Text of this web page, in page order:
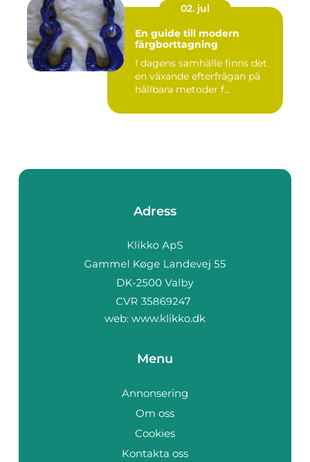
02. jul
En guide till modern
färgborttagning
I dagens samhälle finns det
en växande efterfrågan på
hållbara metoder f...
Adress
web: www.klikko.dk
Menu
Annonsering
Om oss
Cookies
Kontakta oss